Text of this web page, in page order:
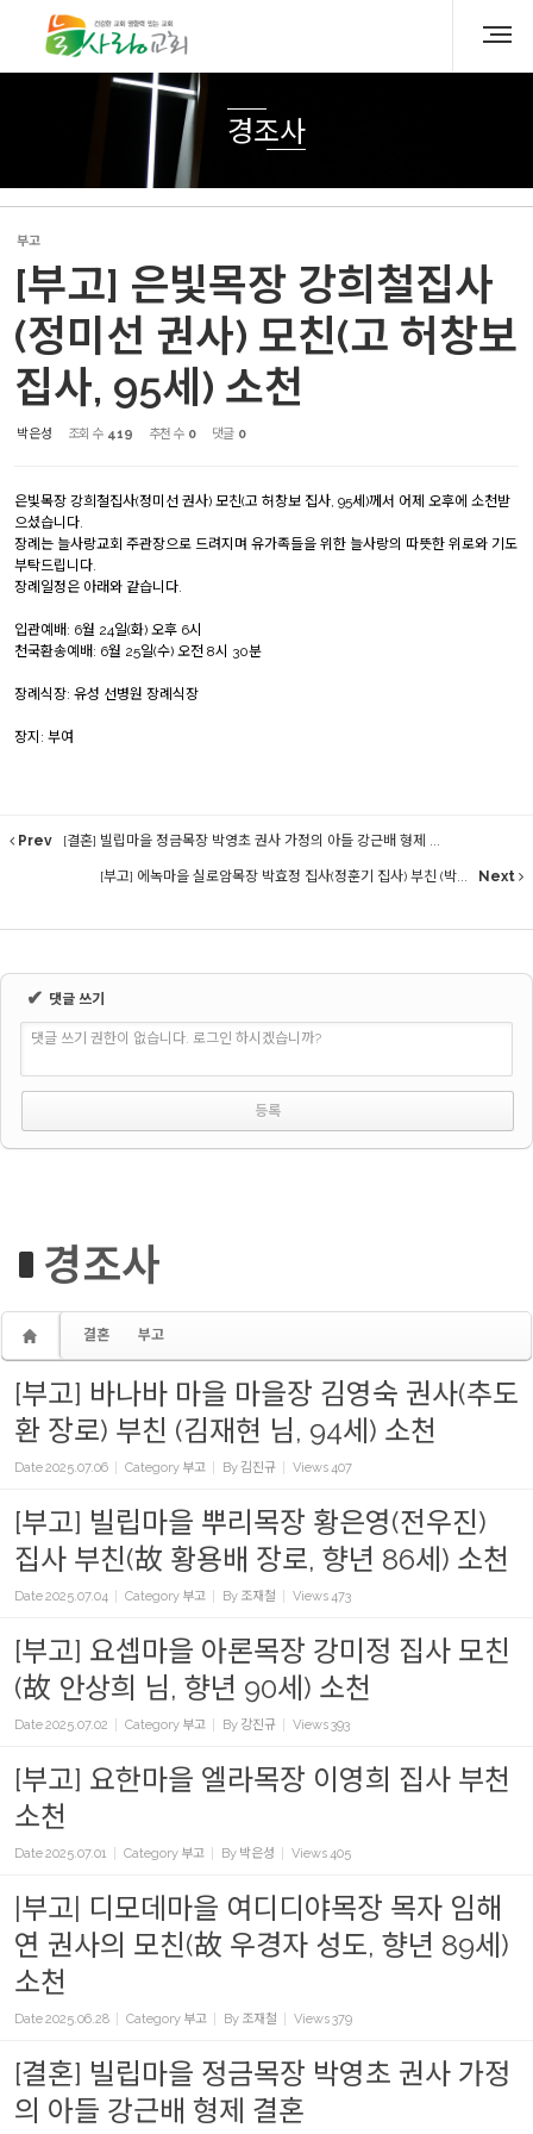
경조사
부고
[부고] 은빛목장 강희철집사
(정미선 권사) 모친(고 허창보
집사, 95세) 소천
박은성 조회 수 419 추천 수 0 댓글 0
은빛목장 강희철집사(정미선 권사) 모친(고 허창보 집사, 95세)께서 어제 오후에 소천받
으셨습니다.
장례는 늘사랑교회 주관장으로 드려지며 유가족들을 위한 늘사랑의 따뜻한 위로와 기도
부탁드립니다.
장례일정은 아래와 같습니다.
입관예배: 6월 24일(화) 오후 6시
천국환송예배: 6월 25일(수) 오전 8시 30분
장례식장: 유성 선병원 장례식장
장지: 부여
Prev [결혼] 빌립마을 정금목장 박영초 권사 가정의 아들 강근배 형제 ...
[부고] 에녹마을 실로암목장 박효정 집사(정훈기 집사) 부친 (박... Next
✔ 댓글 쓰기
댓글 쓰기 권한이 없습니다. 로그인 하시겠습니까?
경조사
결혼 부고
[부고] 바나바 마을 마을장 김영숙 권사(추도
환 장로) 부친 (김재현 님, 94세) 소천
Date2025.07.06 Category 부고 By 김진규 Views407
[부고] 빌립마을 뿌리목장 황은영(전우진)
집사 부친(故 황용배 장로, 향년 86세) 소천
Date2025.07.04 Category 부고 By 조재철 Views473
[부고] 요셉마을 아론목장 강미정 집사 모친
(故 안상희 님, 향년 90세) 소천
Date2025.07.02 Category 부고 By 강진규 Views393
[부고] 요한마을 엘라목장 이영희 집사 부천
소천
Date2025.07.01 Category 부고 By 박은성 Views405
|부고| 디모데마을 여디디야목장 목자 임해
연 권사의 모친(故 우경자 성도, 향년 89세)
소천
Date2025.06.28 Category 부고 By 조재철 Views379
[결혼] 빌립마을 정금목장 박영초 권사 가정
의 아들 강근배 형제 결혼